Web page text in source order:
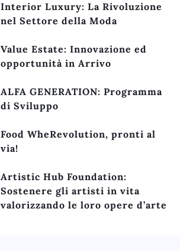
Interior Luxury: La Rivoluzione
nel Settore della Moda
Value Estate: Innovazione ed
opportunità in Arrivo
ALFA GENERATION: Programma
di Sviluppo
Food WheRevolution, pronti al
via!
Artistic Hub Foundation:
Sostenere gli artisti in vita
valorizzando le loro opere d’arte